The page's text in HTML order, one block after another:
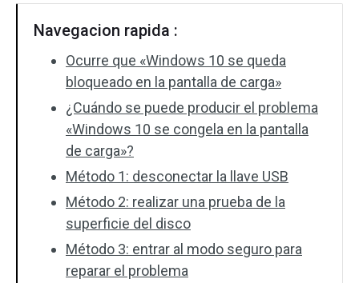
Navegacion rapida :
Ocurre que «Windows 10 se queda
bloqueado en la pantalla de carga»
¿Cuándo se puede producir el problema
«Windows 10 se congela en la pantalla
de carga»?
Método 1: desconectar la llave USB
Método 2: realizar una prueba de la
superficie del disco
Método 3: entrar al modo seguro para
reparar el problema